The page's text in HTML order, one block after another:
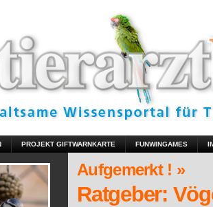
PROJEKT GIFTWARNKARTE FUNWINGAMES
Aufgemerkt ! »
Ratgeber: